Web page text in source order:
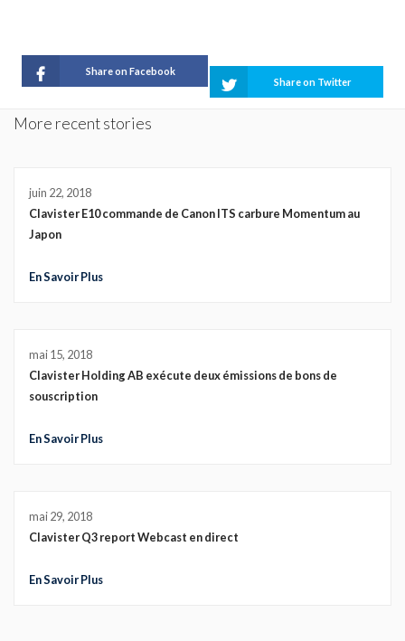
Share on Facebook
Share on Twitter
More recent stories
juin 22, 2018
Clavister E10 commande de Canon ITS carbure Momentum au
Japon
En Savoir Plus
mai 15, 2018
Clavister Holding AB exécute deux émissions de bons de
souscription
En Savoir Plus
mai 29, 2018
Clavister Q3 report Webcast en direct
En Savoir Plus